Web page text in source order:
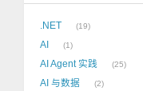
.NET 19
AI 1
AI Agent 实践 25
AI 与数据 2